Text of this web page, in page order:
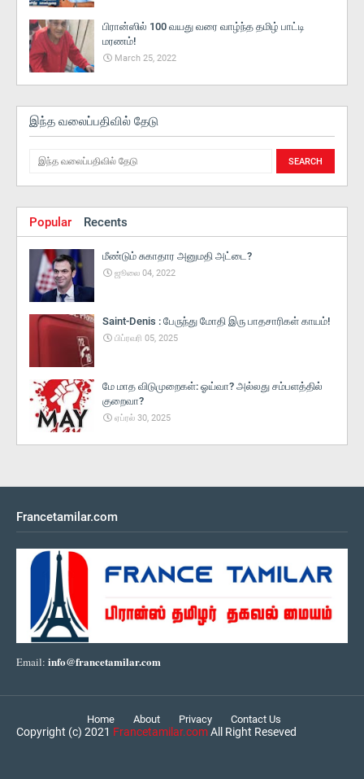
பிரான்ஸில் 100 வயது வரை வாழ்ந்த தமிழ் பாட்டி
மரணம்!
March 25, 2022
இந்த வலைப்பதிவில் தேடு
Popular Recents
மீண்டும் சுகாதார அனுமதி அட்டை?
ஜூலை 04, 2022
Saint-Denis : பேருந்து மோதி இரு பாதசாரிகள் காயம்!
பிப்ரவரி 05, 2025
மே மாத விடுமுறைகள்: ஓய்வா? அல்லது சம்பளத்தில்
குறைவா?
ஏப்ரல் 30, 2025
Francetamilar.com
Email: info@francetamilar.com
Home About Privacy Contact Us
Copyright (c) 2021 Francetamilar.comAll Right Reseved